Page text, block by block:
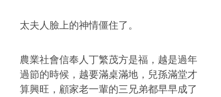
太夫人臉上的神情僵住了。
農業社會信奉人丁繁茂方是福，越是過年
過節的時候，越要滿桌滿地，兒孫滿堂才
算興旺，顧家老一輩的三兄弟都早早成了